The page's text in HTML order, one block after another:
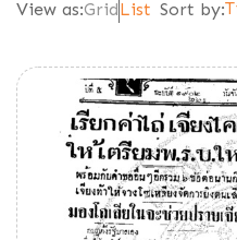
View as:GridList Sort by: